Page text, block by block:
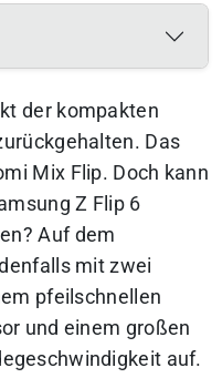
der kompakten
Das
Mix Flip. Doch kann
Z Flip 6
Auf dem
mit zwei
pfeilschnellen
und einem großen
auf.